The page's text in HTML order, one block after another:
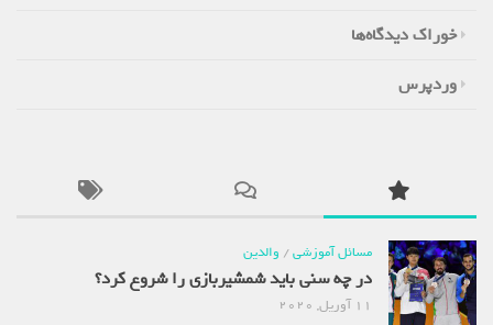
خوراک دیدگاه‌ها
وردپرس
مسائل آموزشی/والدین
در چه سنی باید شمشیربازی را شروع کرد؟